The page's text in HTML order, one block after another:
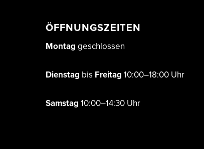
ÖFFNUNGSZEITEN
Montag geschlossen
Dienstag bis Freitag 10:00–18:00 Uhr
Samstag 10:00–14:30 Uhr